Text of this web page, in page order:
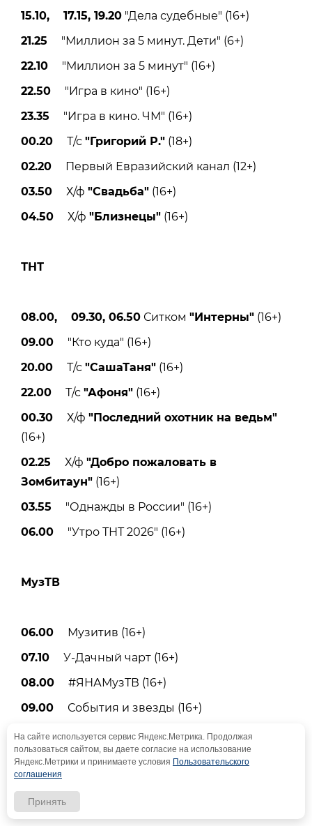
15.10, 17.15, 19.20 "Дела судебные" (16+)
21.25 "Миллион за 5 минут. Дети" (6+)
22.10 "Миллион за 5 минут" (16+)
22.50 "Игра в кино" (16+)
23.35 "Игра в кино. ЧМ" (16+)
00.20 Т/с "Григорий Р." (18+)
02.20 Первый Евразийский канал (12+)
03.50 Х/ф "Свадьба" (16+)
04.50 Х/ф "Близнецы" (16+)
ТНТ
08.00, 09.30, 06.50 Ситком "Интерны" (16+)
09.00 "Кто куда" (16+)
20.00 Т/с "СашаТаня" (16+)
22.00 Т/с "Афоня" (16+)
00.30 Х/ф "Последний охотник на ведьм"
(16+)
02.25 Х/ф "Добро пожаловать в
Зомбитаун" (16+)
03.55 "Однажды в России" (16+)
06.00 "Утро ТНТ 2026" (16+)
МузТВ
06.00 Музитив (16+)
07.10 У-Дачный чарт (16+)
08.00 #ЯНАМузТВ (16+)
09.00 События и звезды (16+)
09.05TEEN чарт (16+)
09.40, 16.00, 19.00, 22.40 Pro-Новости (16+)
10.00Top чарт Европы плюс (16+)
11.00Страна на Муз-ТВ (16+)
На сайте используется сервис Яндекс.Метрика. Продолжая
пользоваться сайтом, вы даете согласие на использование
Яндекс.Метрики и принимаете условия Пользовательского
соглашения
Принять